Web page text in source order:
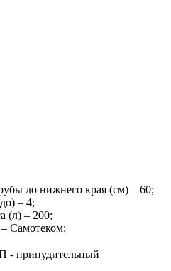
до нижнего края (см) – 60;
– 4;
(л) – 200;
Самотеком;
- принудительный